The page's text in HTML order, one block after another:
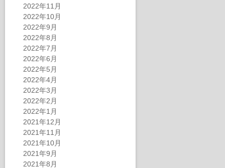
2022年11月
2022年10月
2022年9月
2022年8月
2022年7月
2022年6月
2022年5月
2022年4月
2022年3月
2022年2月
2022年1月
2021年12月
2021年11月
2021年10月
2021年9月
2021年8月